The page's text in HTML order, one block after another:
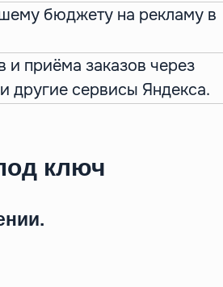
бюджету на рекламу в
и приёма заказов через
другие сервисы Яндекса.
ключ